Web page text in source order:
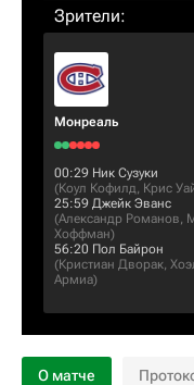
Зрители:
Монреаль
00:29 Ник Сузуки
(Коул Кофилд, Крис
25:59 Джейк Эванс
(Александр Романов,
Хоффман)
56:20 Пол Байрон
(Кристиан Дворак,
Армиа)
О матче